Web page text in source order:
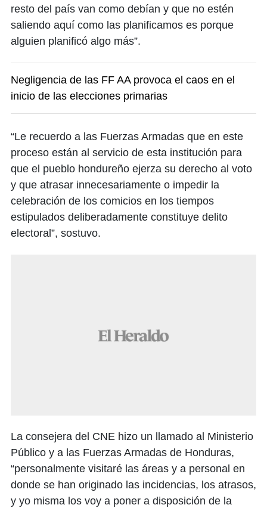
resto del país van como debían y que no estén
saliendo aquí como las planificamos es porque
alguien planificó algo más”.
Negligencia de las FF AA provoca el caos en el
inicio de las elecciones primarias
“Le recuerdo a las Fuerzas Armadas que en este
proceso están al servicio de esta institución para
que el pueblo hondureño ejerza su derecho al voto
y que atrasar innecesariamente o impedir la
celebración de los comicios en los tiempos
estipulados deliberadamente constituye delito
electoral”, sostuvo.
La consejera del CNE hizo un llamado al Ministerio
Público y a las Fuerzas Armadas de Honduras,
“personalmente visitaré las áreas y a personal en
donde se han originado las incidencias, los atrasos,
y yo misma los voy a poner a disposición de la